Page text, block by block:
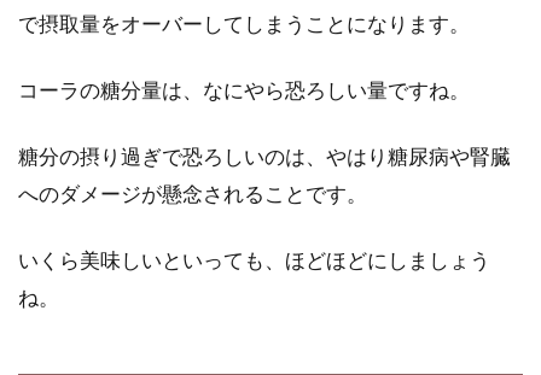
1歳半の我が子との食事。ごはんを
うちの子、もう十分イヤイヤ期なのでは？と思
ったことあ...
で摂取量をオーバーしてしまうことになります。
コーラの糖分量は、なにやら恐ろしい量ですね。
糖分の摂り過ぎで恐ろしいのは、やはり糖尿病や腎臓
へのダメージが懸念されることです。
いくら美味しいといっても、ほどほどにしましょう
ね。